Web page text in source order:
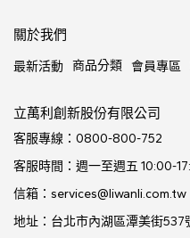
關於我們
最新活動 商品分類 會員專區
立萬利創新股份有限公司
客服專線：0800-800-752
客服時間：週一至週五 10:00-
信箱：services@liwanli.com.tw
地址：台北市內湖區潭美街537